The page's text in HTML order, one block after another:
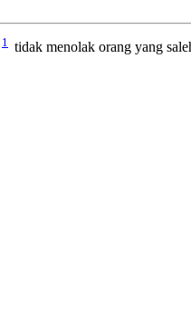
1 tidak menolak orang yang